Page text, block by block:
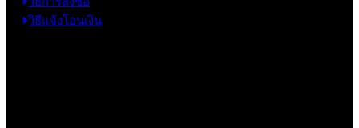
วิธีแจ้งโอนเงิน